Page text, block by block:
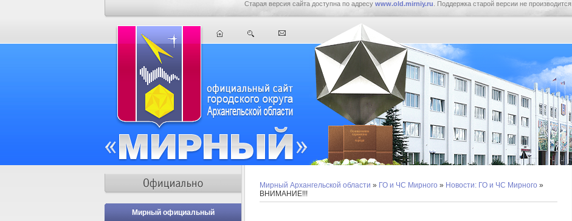
Старая версия сайта доступна по адресу www.old.mirniy.ru . Поддержка старой версии не производится.
Мирный официальный
Мирный Архангельской области » ГО и ЧС Мирного » Новости: ГО и ЧС Мирного »
ВНИМАНИЕ!!!